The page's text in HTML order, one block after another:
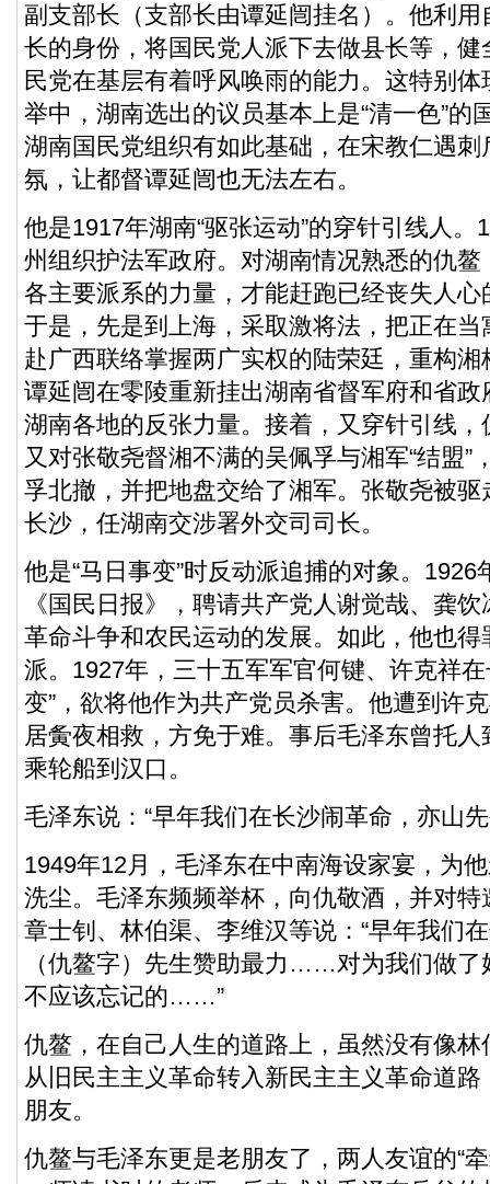
副支部长（支部长由谭延闿挂名）。他利
长的身份，将国民党人派下去做县长等，
民党在基层有着呼风唤雨的能力。这特别
举中，湖南选出的议员基本上是“清一色”的
湖南国民党组织有如此基础，在宋教仁遇
氛，让都督谭延闿也无法左右。
他是1917年湖南“驱张运动”的穿针引线人
州组织护法军政府。对湖南情况熟悉的仇
各主要派系的力量，才能赶跑已经丧失人
于是，先是到上海，采取激将法，把正在
赴广西联络掌握两广实权的陆荣廷，重构
谭延闿在零陵重新挂出湖南省督军府和省
湖南各地的反张力量。接着，又穿针引线，
又对张敬尧督湘不满的吴佩孚与湘军“结盟”
孚北撤，并把地盘交给了湘军。张敬尧被
长沙，任湖南交涉署外交司司长。
他是“马日事变”时反动派追捕的对象。1926
《国民日报》，聘请共产党人谢觉哉、龚
革命斗争和农民运动的发展。如此，他也
派。1927年，三十五军军官何键、许克祥
变”，欲将他作为共产党员杀害。他遭到许
居夤夜相救，方免于难。事后毛泽东曾托
乘轮船到汉口。
毛泽东说：“早年我们在长沙闹革命，亦山
1949年12月，毛泽东在中南海设家宴，为
洗尘。毛泽东频频举杯，向仇敬酒，并对
章士钊、林伯渠、李维汉等说：“早年我们
（仇鳌字）先生赞助最力……对为我们做了
不应该忘记的……”
仇鳌，在自己人生的道路上，虽然没有像
从旧民主主义革命转入新民主主义革命道
朋友。
仇鳌与毛泽东更是老朋友了，两人友谊的“